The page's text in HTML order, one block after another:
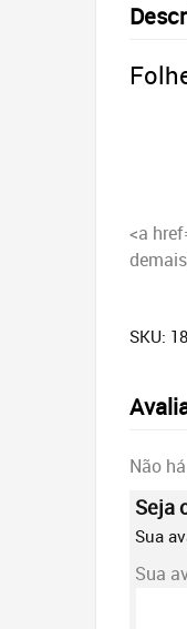
<a
SKU:
Não
Seja
Sua
Sua